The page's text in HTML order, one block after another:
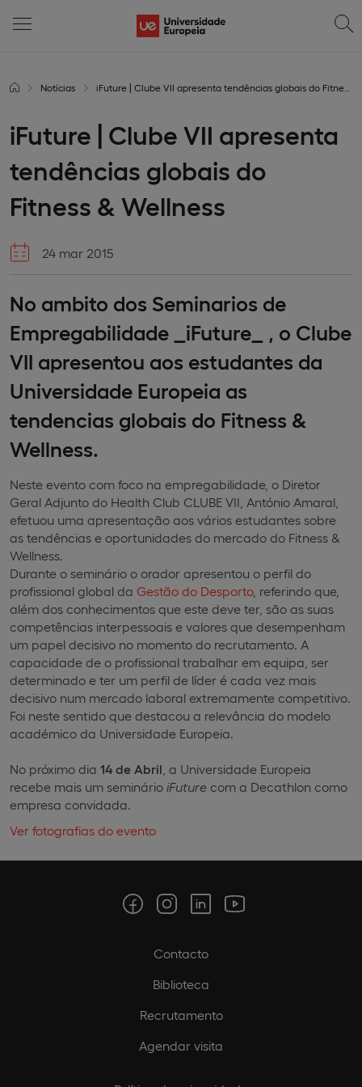
Notícias iFuture | Clube VII apresenta tendências globais do Fitness & Wellness
iFuture | Clube VII apresenta
tendências globais do
Fitness & Wellness
24 mar 2015
No ambito dos Seminarios de
Empregabilidade _iFuture_ , o Clube
VII apresentou aos estudantes da
Universidade Europeia as
tendencias globais do Fitness &
Wellness.
Neste evento com foco na empregabilidade, o Diretor
Geral Adjunto do Health Club CLUBE VII, António Amaral,
efetuou uma apresentação aos vários estudantes sobre
as tendências e oportunidades do mercado do Fitness &
Wellness.
Durante o seminário o orador apresentou o perfil do
profissional global da Gestão do Desporto, referindo que,
além dos conhecimentos que este deve ter, são as suas
competências interpessoais e valores que desempenham
um papel decisivo no momento do recrutamento. A
capacidade de o profissional trabalhar em equipa, ser
determinado e ter um perfil de líder é cada vez mais
decisivo num mercado laboral extremamente competitivo.
Foi neste sentido que destacou a relevância do modelo
académico da Universidade Europeia.
No próximo dia 14 de Abril , a Universidade Europeia
recebe mais um seminário iFuture com a Decathlon como
empresa convidada.
Ver fotografias do evento
Contacto
Biblioteca
Recrutamento
Agendar visita